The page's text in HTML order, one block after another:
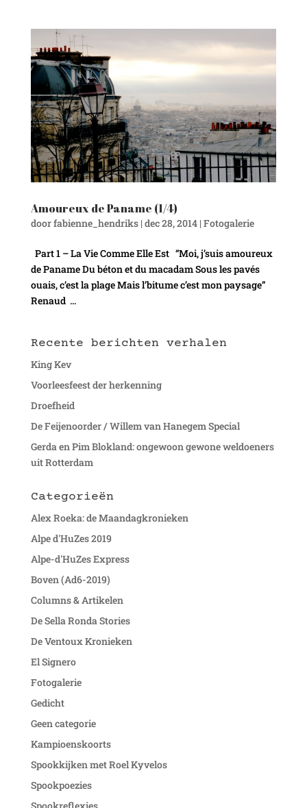
Amoureux de Paname (1/4)
doorfabienne_hendriks| dec 28, 2014| Fotogalerie
Part 1 – La Vie Comme Elle Est “Moi, j’suis amoureux
de Paname Du béton et du macadam Sous les pavés
ouais, c’est la plage Mais l’bitume c’est mon paysage”
Renaud ...
Recente berichten verhalen
King Kev
Voorleesfeest der herkenning
Droefheid
De Feijenoorder / Willem van Hanegem Special
Gerda en Pim Blokland: ongewoon gewone weldoeners
uit Rotterdam
Categorieën
Alex Roeka: de Maandagkronieken
Alpe d'HuZes 2019
Alpe-d'HuZes Express
Boven (Ad6-2019)
Columns & Artikelen
De Sella Ronda Stories
De Ventoux Kronieken
El Signero
Fotogalerie
Gedicht
Geen categorie
Kampioenskoorts
Spookkijken met Roel Kyvelos
Spookpoezies